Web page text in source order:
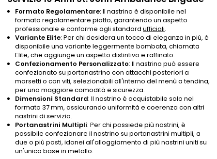
Formato Regolamentare: Il nastrino è disponibile nel
formato regolamentare piatto, garantendo un aspetto
professionale e conforme agli standard ufficiali.
Variante Elite: Per chi desidera un tocco di eleganza in più, è
disponibile una variante leggermente bombata, chiamata
Elite, che aggiunge un aspetto distintivo e raffinato.
Confezionamento Personalizzato: Il nastrino può essere
confezionato su portanastrino con attacchi posteriori a
morsetti o con viti, selezionabili all'interno del menù a tendina,
per una maggiore comodità e sicurezza.
Dimensioni Standard: Il nastrino è acquistabile solo nel
formato 37 mm, assicurando uniformità e coerenza con altri
nastrini di servizio.
Portanastrini Multipli: Per chi possiede più nastrini, è
possibile confezionare il nastrino su portanastrini multipli, a
due o più posti, idonei all'alloggiamento di più nastrini uniti su
un'unica base in metallo.